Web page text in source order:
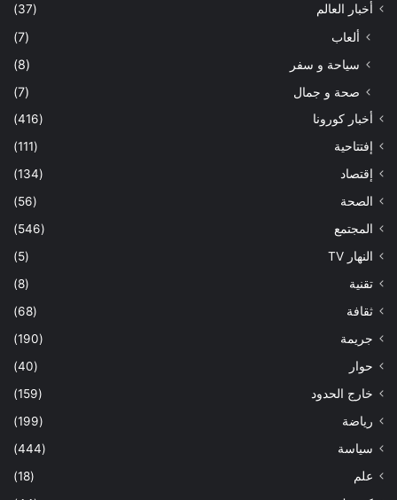
أخبار العالم
(37)
ألعاب
(7)
سياحة و سفر
(8)
صحة و جمال
(7)
أخبار كورونا
(416)
إفتتاحية
(111)
إقتصاد
(134)
الصحة
(56)
المجتمع
(546)
النهار TV
(5)
تقنية
(8)
ثقافة
(68)
جريمة
(190)
حوار
(40)
خارج الحدود
(159)
رياضة
(199)
سياسة
(444)
علم
(18)